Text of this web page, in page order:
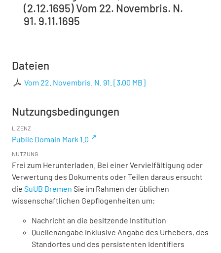
(2.12.1695) Vom 22. Novembris. N.
91. 9.11.1695
Dateien
Vom 22. Novembris. N. 91. [3,00 MB]
Nutzungsbedingungen
LIZENZ
Public Domain Mark 1.0
NUTZUNG
Frei zum Herunterladen. Bei einer Vervielfältigung oder
Verwertung des Dokuments oder Teilen daraus ersucht
die SuUB Bremen Sie im Rahmen der üblichen
wissenschaftlichen Gepflogenheiten um:
Nachricht an die besitzende Institution
Quellenangabe inklusive Angabe des Urhebers, des
Standortes und des persistenten Identifiers